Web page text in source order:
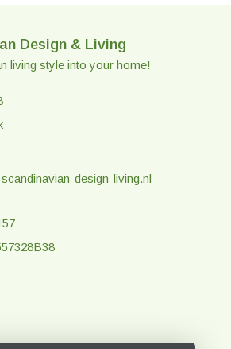
Design & Living
living style into your home!
design-living.nl